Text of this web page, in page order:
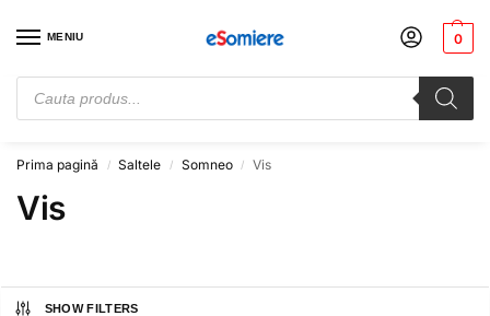
MENIU 0
Cauți somiere de pat? Vezi preturile de producator. Alege-ți somiera
potrivită. Comandă acum!
Prima pagină / Saltele / Somneo / Vis
Vis
SHOW FILTERS